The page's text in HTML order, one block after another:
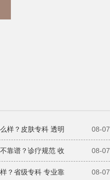
样？皮肤专科 透明 08-07
靠谱？诊疗规范 收 08-07
？省级专科 专业靠 08-07